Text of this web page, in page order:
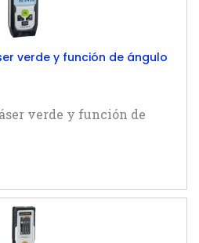
verde y función de ángulo
verde y función de